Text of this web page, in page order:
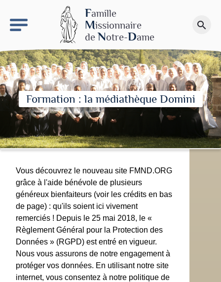
Famille
Missionnaire
de Notre-Dame
search
Faire un don
Formation : la médiathèque Domini
Vous découvrez le nouveau site FMND.ORG
grâce à l'aide bénévole de plusieurs
généreux bienfaiteurs (voir les crédits en bas
de page) : qu'ils soient ici vivement
remerciés ! Depuis le 25 mai 2018, le «
Règlement Général pour la Protection des
Données » (RGPD) est entré en vigueur.
Nous vous assurons de notre engagement à
protéger vos données. En utilisant notre site
internet, vous consentez à notre politique de